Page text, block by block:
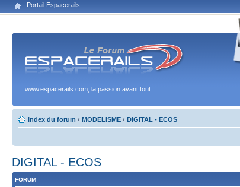
Portail Espacerails
www.espacerails.com, la passion avant tout
Index du forum ‹ MODELISME ‹ DIGITAL - ECOS
DIGITAL - ECOS
FORUM